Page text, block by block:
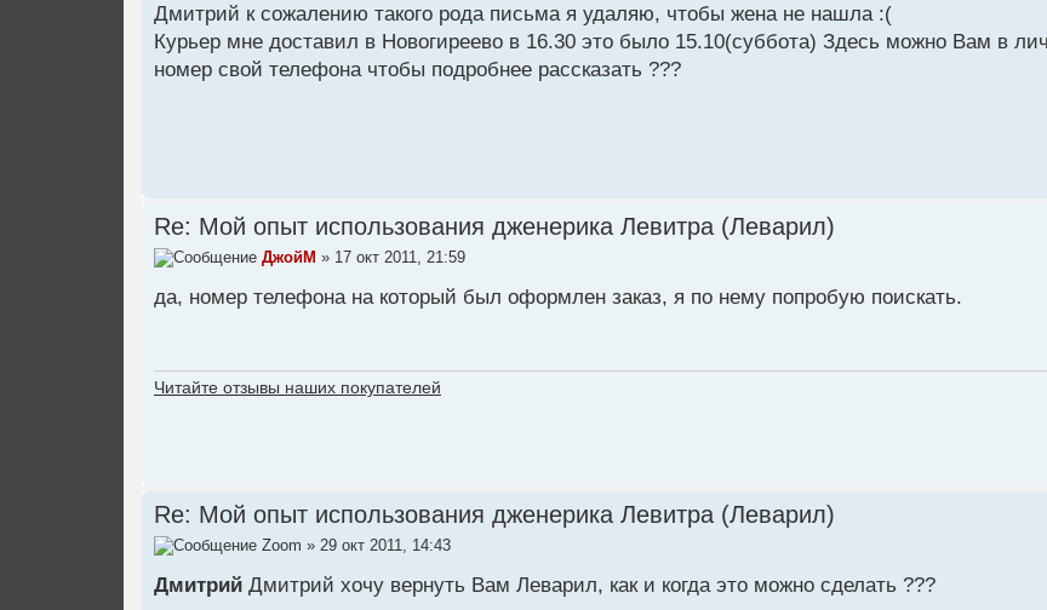
Дмитрий к сожалению такого рода письма я удаляю, чтобы жена не нашла :(
Курьер мне доставил в Новогиреево в 16.30 это было 15.10(суббота) Здесь можно Вам в
номер свой телефона чтобы подробнее рассказать ???
Re: Мой опыт использования дженерика Левитра (Леварил)
ДжойМ » 17 окт 2011, 21:59
да, номер телефона на который был оформлен заказ, я по нему попробую поискать.
Читайте отзывы наших покупателей
Re: Мой опыт использования дженерика Левитра (Леварил)
Zoom » 29 окт 2011, 14:43
Дмитрий Дмитрий хочу вернуть Вам Леварил, как и когда это можно сделать ???